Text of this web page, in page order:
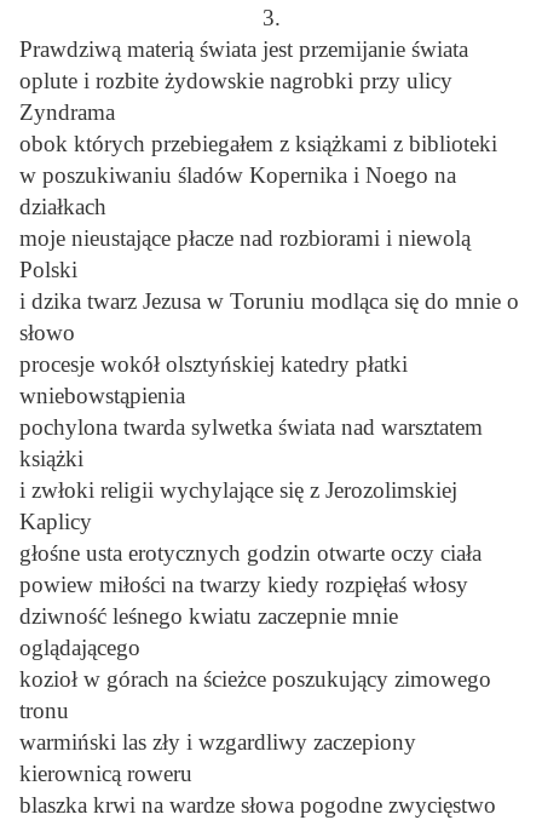
3.
Prawdziwą materią świata jest przemijanie świata
oplute i rozbite żydowskie nagrobki przy ulicy
Zyndrama
obok których przebiegałem z książkami z biblioteki
w poszukiwaniu śladów Kopernika i Noego na
działkach
moje nieustające płacze nad rozbiorami i niewolą
Polski
i dzika twarz Jezusa w Toruniu modląca się do mnie o
słowo
procesje wokół olsztyńskiej katedry płatki
wniebowstąpienia
pochylona twarda sylwetka świata nad warsztatem
książki
i zwłoki religii wychylające się z Jerozolimskiej
Kaplicy
głośne usta erotycznych godzin otwarte oczy ciała
powiew miłości na twarzy kiedy rozpięłaś włosy
dziwność leśnego kwiatu zaczepnie mnie
oglądającego
kozioł w górach na ścieżce poszukujący zimowego
tronu
warmiński las zły i wzgardliwy zaczepiony
kierownicą roweru
blaszka krwi na wardze słowa pogodne zwycięstwo